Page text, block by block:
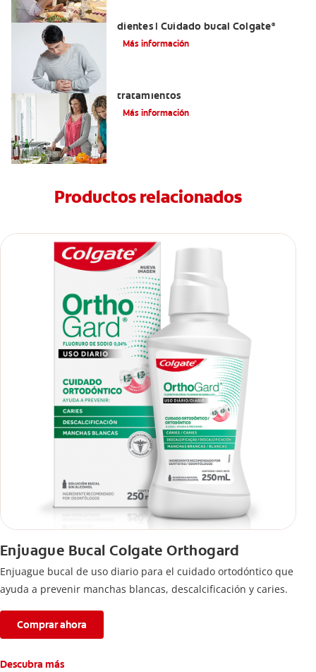
dientes | Cuidado bucal Colgate®
Más información
tratamientos
Más información
Productos relacionados
Enjuague Bucal Colgate Orthogard
Enjuague bucal de uso diario para el cuidado ortodóntico que
ayuda a prevenir manchas blancas, descalcificación y caries.
Comprar ahora
Descubra más